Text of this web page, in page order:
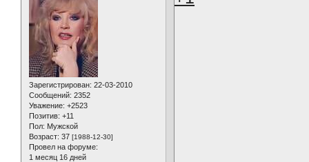
Зарегистрирован: 22-03-2010
Сообщений: 2352
Уважение: +2523
Позитив: +11
Пол: Мужской
Возраст: 37 [1988-12-30]
Провел на форуме:
1 месяц 16 дней